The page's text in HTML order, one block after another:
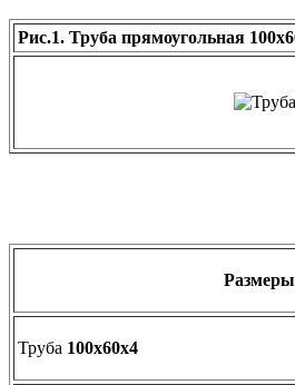
Рис.1. Труба прямоугольная
Труба 100х60х4